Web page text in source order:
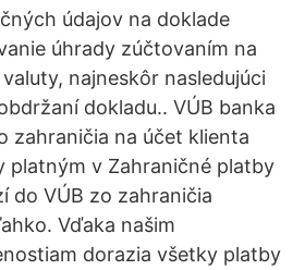
údajov na doklade
úhrady zúčtovaním na
najneskôr nasledujúci
dokladu.. VÚB banka
zahraničia na účet klienta
platným v Zahraničné platby
do VÚB zo zahraničia
Vďaka našim
dorazia všetky platby